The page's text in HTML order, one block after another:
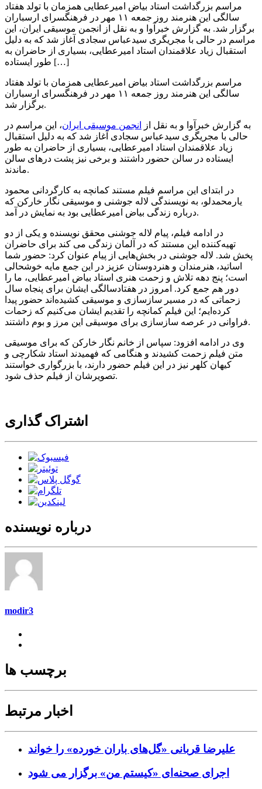
مراسم بزرگداشت استاد بیاض امیرعطایی همزمان با تولد هفتاد
سالگی این هنرمند روز جمعه ۱۱ مهر در فرهنگسرای ارسباران
برگزار شد. به گزارش خبرآوا و به نقل از انجمن موسیقی ایران، این
مراسم در حالی با مجریگری سیدعباس سجادی آغاز شد که به دلیل
استقبال زیاد علاقمندان استاد امیرعطایی، بسیاری از حاضران به
طور ایستاده […]
مراسم بزرگداشت استاد بیاض امیرعطایی همزمان با تولد هفتاد
سالگی این هنرمند روز جمعه ۱۱ مهر در فرهنگسرای ارسباران
برگزار شد.
به گزارش خبرآوا و به نقل از انجمن موسیقی ایران، این مراسم در
حالی با مجریگری سیدعباس سجادی آغاز شد که به دلیل استقبال
زیاد علاقمندان استاد امیرعطایی، بسیاری از حاضران به طور
ایستاده در سالن حضور داشتند و برخی نیز پشت درهای سالن
ماندند.
در ابتدای این مراسم فیلم مستند کمانچه به کارگردانی محمود
یارمحمدلو، به نویسندگی لاله جوشنی و موسیقی نگار خارکن که
درباره زندگی بیاض امیرعطایی بود به نمایش در آمد.
در ادامه فیلم، پیام لاله جوشنی محقق نویسنده و یکی از دو
تهیه‌کننده این مستند که در آلمان زندگی می کند برای حاضران
پخش شد. لاله جوشنی در بخش‌هایی از پیام عنوان کرد: حضور شما
اساتید، هنرمندان و هنردوستان عزیز در این جمع مایه خوشحالی
است؛ پنج دهه تلاش و زحمت هنری استاد بیاض امیرعطایی، ما را
دور هم جمع کرد. امروز در هفتادسالگی ایشان برای پنجاه سال
زحماتی که در مسیر سازسازی و موسیقی کشیده‌اند حضور پیدا
کرده‌ایم؛ این فیلم کمانچه را تقدیم ایشان می‌کنیم که زحمات
فراوانی در عرصه سازسازی برای موسیقی این مرز و بوم داشتند.
وی در ادامه افزود: سپاس از خانم نگار خارکن که برای موسیقی
متن فیلم زحمت کشیدند و هنگامی که فهمیدند استاد شکارچی و
کیهان کلهر نیز در این فیلم حضور دارند، با بزرگواری خواستند
تصویرشان از فیلم حذف شود.
اشتراک گذاری
درباره نویسنده
modir3
برچسب ها
اخبار مرتبط
علیرضا قربانی «گل‌های باران خورده» را خواند
اجرای صحنه‌ای «کیستم من» برگزار می شود